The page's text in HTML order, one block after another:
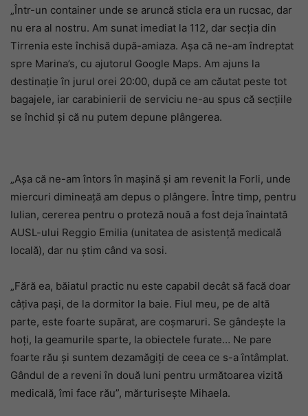
„Într-un container unde se aruncă sticla era un rucsac, dar
nu era al nostru. Am sunat imediat la 112, dar secția din
Tirrenia este închisă după-amiaza. Așa că ne-am îndreptat
spre Marina’s, cu ajutorul Google Maps. Am ajuns la
destinație în jurul orei 20:00, după ce am căutat peste tot
bagajele, iar carabinierii de serviciu ne-au spus că secțiile
se închid și că nu putem depune plângerea.
„Așa că ne-am întors în mașină și am revenit la Forli, unde
miercuri dimineață am depus o plângere. Între timp, pentru
Iulian, cererea pentru o proteză nouă a fost deja înaintată
AUSL-ului Reggio Emilia (unitatea de asistență medicală
locală), dar nu știm când va sosi.
„Fără ea, băiatul practic nu este capabil decât să facă doar
câțiva pași, de la dormitor la baie. Fiul meu, pe de altă
parte, este foarte supărat, are coșmaruri. Se gândește la
hoți, la geamurile sparte, la obiectele furate… Ne pare
foarte rău și suntem dezamăgiți de ceea ce s-a întâmplat.
Gândul de a reveni în două luni pentru următoarea vizită
medicală, îmi face rău”, mărturisește Mihaela.